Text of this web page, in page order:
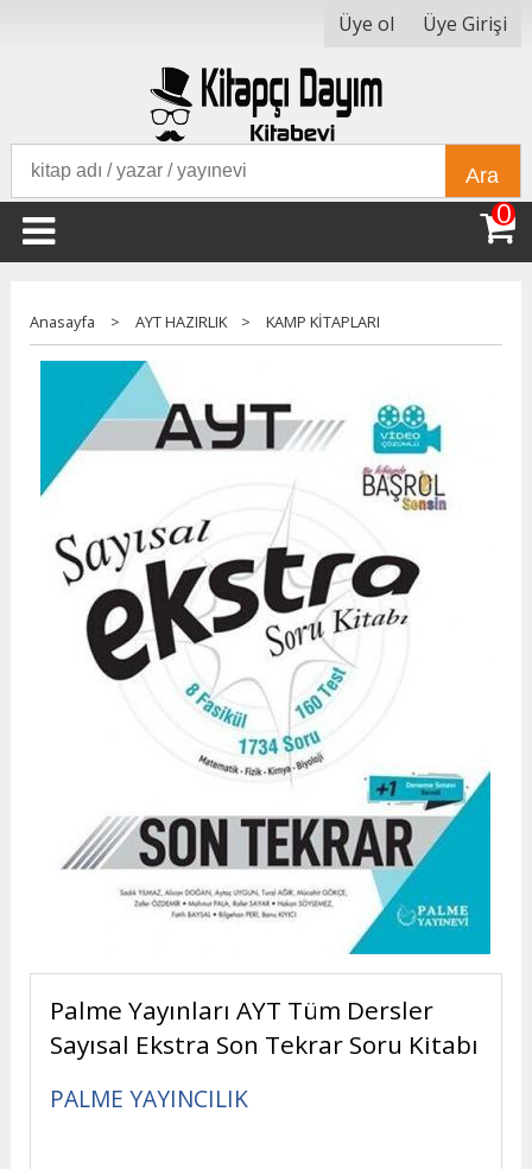
Üye ol Üye Girişi
Ara
0
Anasayfa > AYT HAZIRLIK > KAMP KİTAPLARI
Palme Yayınları AYT Tüm Dersler
Sayısal Ekstra Son Tekrar Soru Kitabı
PALME YAYINCILIK